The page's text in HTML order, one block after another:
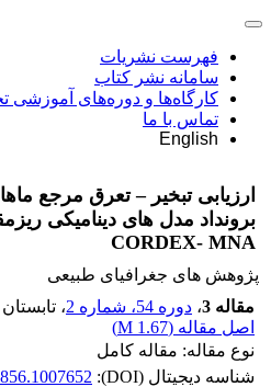
فهرست نشریات
سامانه نشر کتاب
کارگاه‌ها و دوره‌های
تماس با ما
English
ارزیابی تبخیر – تعرق مرجع
برونداد مدل های دینامیکی
CORDEX- MNA
پژوهش های جغرافیای طبیعی
مقاله 3
، دوره 54، شماره 2 ، تابستان 1401
اصل مقاله (1.67 M
)
نوع مقاله: مقاله کامل
شناسه دیجیتال (DOI):